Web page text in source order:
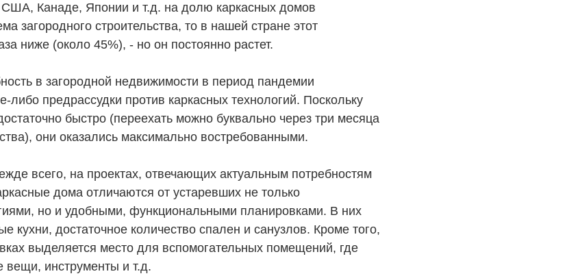
Канаде, Японии и т.д. на долю каркасных домов
загородного строительства, то в нашей стране этот
ниже (около 45%), - но он постоянно растет.
в загородной недвижимости в период пандемии
либо предрассудки против каркасных технологий. Поскольку
быстро (переехать можно буквально через три месяца
они оказались максимально востребованными.
всего, на проектах, отвечающих актуальным потребностям
дома отличаются от устаревших не только
но и удобными, функциональными планировками. В них
кухни, достаточное количество спален и санузлов. Кроме того,
выделяется место для вспомогательных помещений, где
вещи, инструменты и т.д.